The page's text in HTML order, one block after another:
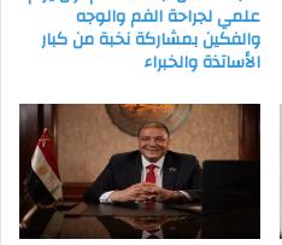
علمي لجراحة الفم والوجه
والفكين بمشاركة نخبة من كبار
الأساتذة والخبراء